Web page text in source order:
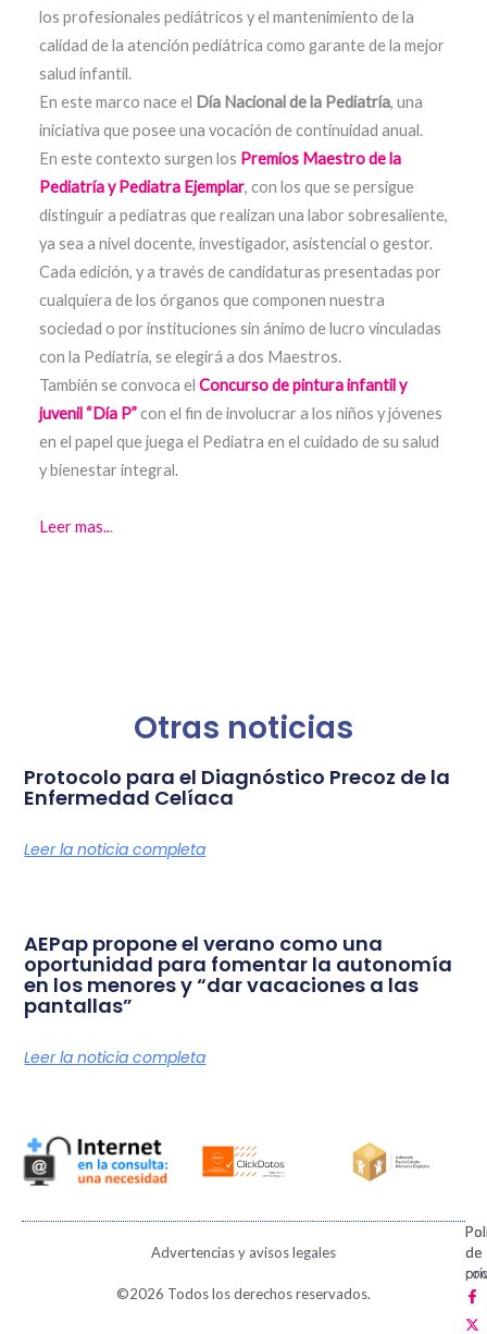
los profesionales pediátricos y el mantenimiento de la
calidad de la atención pediátrica como garante de la mejor
salud infantil.
En este marco nace el Día Nacional de la Pediatría, una
iniciativa que posee una vocación de continuidad anual.
En este contexto surgen los Premios Maestro de la
Pediatría y Pediatra Ejemplar, con los que se persigue
distinguir a pediatras que realizan una labor sobresaliente,
ya sea a nivel docente, investigador, asistencial o gestor.
Cada edición, y a través de candidaturas presentadas por
cualquiera de los órganos que componen nuestra
sociedad o por instituciones sin ánimo de lucro vinculadas
con la Pediatría, se elegirá a dos Maestros.
También se convoca el Concurso de pintura infantil y
juvenil “Día P”con el fin de involucrar a los niños y jóvenes
en el papel que juega el Pediatra en el cuidado de su salud
y bienestar integral.
Leer mas...
Otras noticias
Protocolo para el Diagnóstico Precoz de la
Enfermedad Celíaca
Leer la noticia completa
AEPap propone el verano como una
oportunidad para fomentar la autonomía
en los menores y “dar vacaciones a las
pantallas”
Leer la noticia completa
Advertencias y avisos legales
de
de
©2026 Todos los derechos reservados.
F
a
c
X
-
t
I
n
s
V
i
m
P
i
n